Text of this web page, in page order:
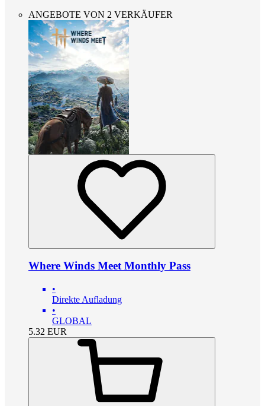
ANGEBOTE VON 2 VERKÄUFER
Where Winds Meet Monthly Pass
•
Direkte Aufladung
•
GLOBAL
5.32 EUR